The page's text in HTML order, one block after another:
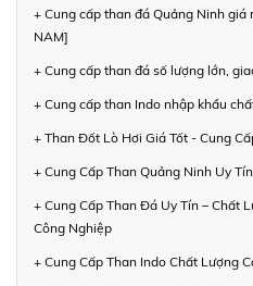
+ Cung cấp than đá Quảng Ninh giá
NAM]
+ Cung cấp than đá số lượng lớn,
+ Cung cấp than Indo nhập khẩu
+ Than Đốt Lò Hơi Giá Tốt - Cung
+ Cung Cấp Than Quảng Ninh Uy
+ Cung Cấp Than Đá Uy Tín – Chất
Công Nghiệp
+ Cung Cấp Than Indo Chất Lượng